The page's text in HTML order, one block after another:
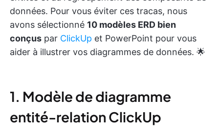
données. Pour vous éviter ces tracas, nous
avons sélectionné 10 modèles ERD bien
conçus par ClickUp et PowerPoint pour vous
aider à illustrer vos diagrammes de données. 🌟
1. Modèle de diagramme
entité-relation ClickUp